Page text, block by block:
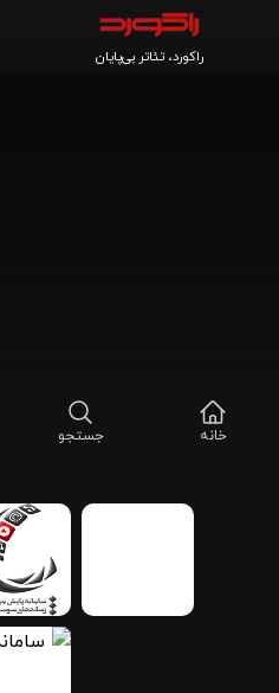
راکورد، تئاتر بی‌پایان
خانه جستجو